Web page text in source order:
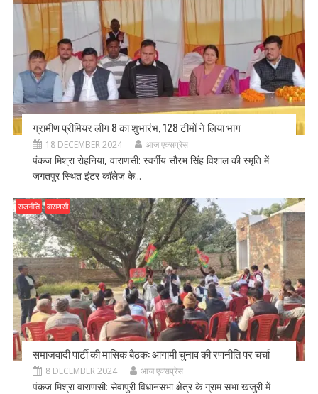
ग्रामीण प्रीमियर लीग 8 का शुभारंभ, 128 टीमों ने लिया भाग
18 DECEMBER 2024 आज एक्सप्रेस
पंकज मिश्रा रोहनिया, वाराणसी: स्वर्गीय सौरभ सिंह विशाल की स्मृति में
जगतपुर स्थित इंटर कॉलेज के...
राजनीति वाराणसी
समाजवादी पार्टी की मासिक बैठक: आगामी चुनाव की रणनीति पर चर्चा
8 DECEMBER 2024 आज एक्सप्रेस
पंकज मिश्रा वाराणसी: सेवापुरी विधानसभा क्षेत्र के ग्राम सभा खजुरी में